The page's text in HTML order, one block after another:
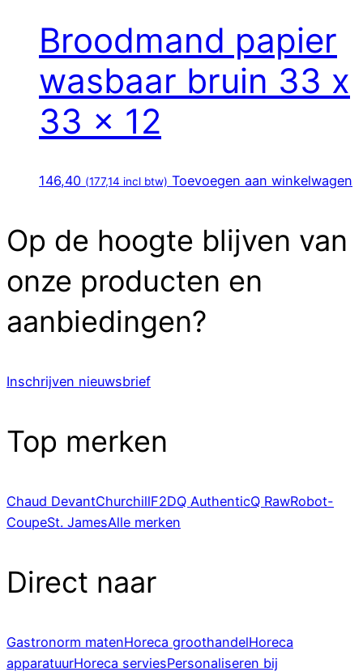
Broodmand papier
wasbaar bruin 33 x
33 x 12
146,40 (177,14 incl btw) Toevoegen aan winkelwagen
Op de hoogte blijven van
onze producten en
aanbiedingen?
Inschrijven nieuwsbrief
Top merken
Chaud DevantChurchillF2DQ AuthenticQ RawRobot-
CoupeSt. JamesAlle merken
Direct naar
Gastronorm matenHoreca groothandelHoreca
apparatuurHoreca serviesPersonaliseren bij